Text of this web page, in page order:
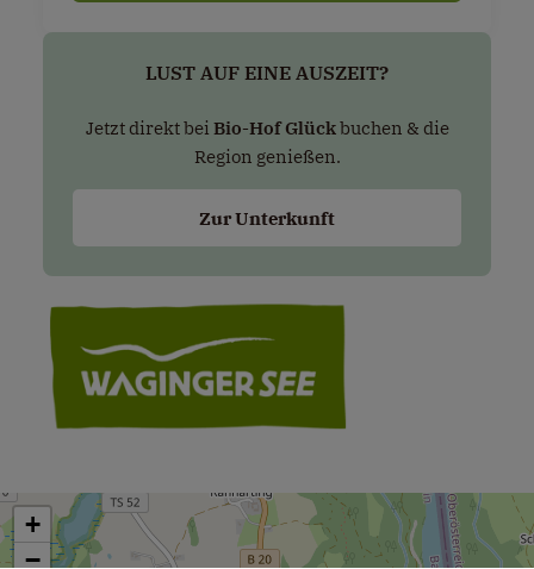
LUST AUF EINE AUSZEIT?
Jetzt direkt bei Bio-Hof Glückbuchen & die
Region genießen.
Zur Unterkunft
+
−